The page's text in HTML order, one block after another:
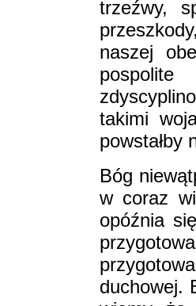
trzeźwy,
naszej
takimi
powstałby
Bóg
w coraz
opóźnia
duchowej.